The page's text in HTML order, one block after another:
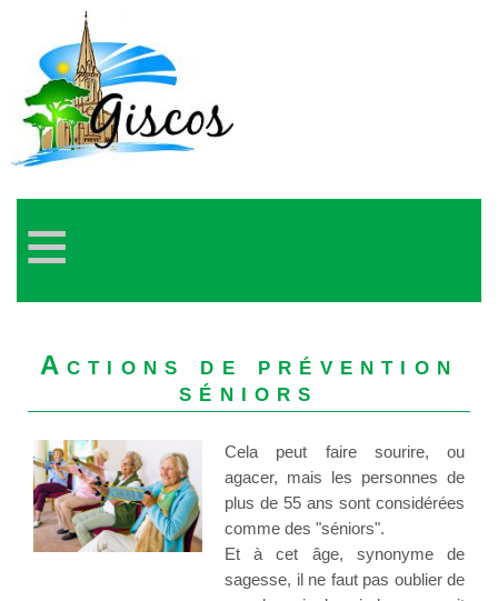
≡
Actions de prévention
séniors
Cela peut faire sourire, ou
agacer, mais les personnes de
plus de 55 ans sont considérées
comme des "séniors".
Et à cet âge, synonyme de
sagesse, il ne faut pas oublier de